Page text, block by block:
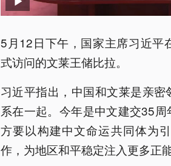
5月12日下午，国家主席习近平
式访问的文莱王储比拉。
习近平指出，中国和文莱是亲
系在一起。今年是中文建交35
方要以构建中文命运共同体为
作，为地区和平稳定注入更多正能